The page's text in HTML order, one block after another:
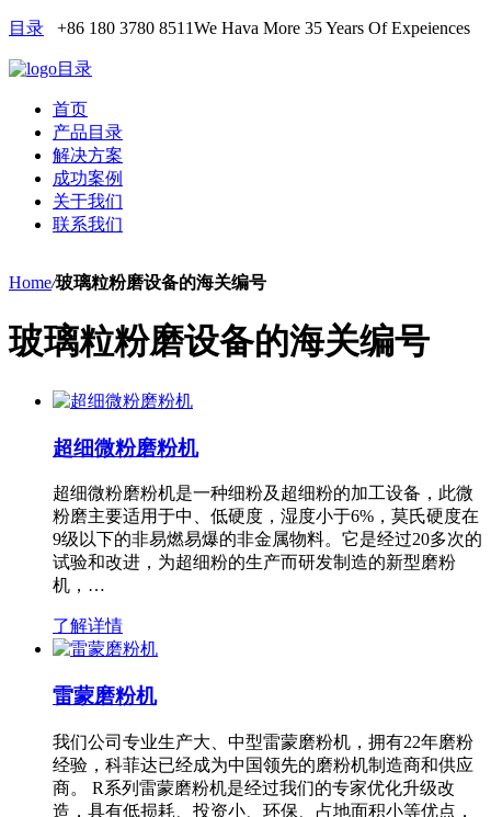
目录 +86 180 3780 8511We Hava More 35 Years Of Expeiences
目录
首页
产品目录
解决方案
成功案例
关于我们
联系我们
Home/玻璃粒粉磨设备的海关编号
玻璃粒粉磨设备的海关编号
超细微粉磨粉机
超细微粉磨粉机是一种细粉及超细粉的加工设备，此微
粉磨主要适用于中、低硬度，湿度小于6%，莫氏硬度在
9级以下的非易燃易爆的非金属物料。它是经过20多次的
试验和改进，为超细粉的生产而研发制造的新型磨粉
机，…
了解详情
雷蒙磨粉机
我们公司专业生产大、中型雷蒙磨粉机，拥有22年磨粉
经验，科菲达已经成为中国领先的磨粉机制造商和供应
商。 R系列雷蒙磨粉机是经过我们的专家优化升级改
造，具有低损耗、投资小、环保、占地面积小等优点，